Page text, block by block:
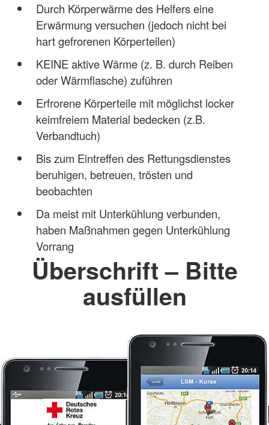
Durch Körperwärme des Helfers eine
Erwärmung versuchen (jedoch nicht bei
hart gefrorenen Körperteilen)
KEINE aktive Wärme (z. B. durch Reiben
oder Wärmflasche) zuführen
Erfrorene Körperteile mit möglichst locker
keimfreiem Material bedecken (z.B.
Verbandtuch)
Bis zum Eintreffen des Rettungsdienstes
beruhigen, betreuen, trösten und
beobachten
Da meist mit Unterkühlung verbunden,
haben Maßnahmen gegen Unterkühlung
Vorrang
Überschrift – Bitte
ausfüllen